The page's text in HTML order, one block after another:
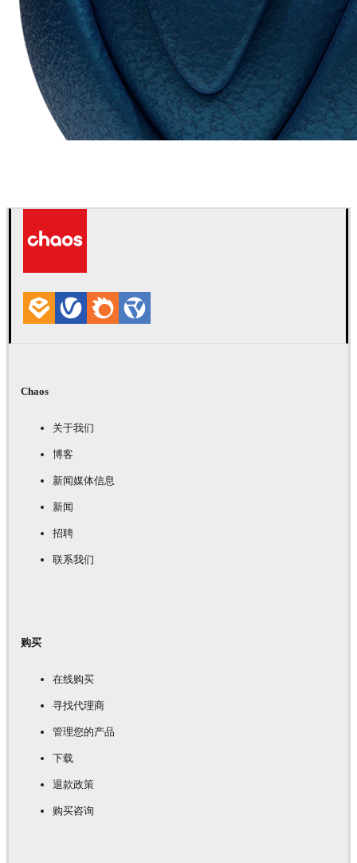
Chaos
关于我们
博客
新闻媒体信息
新闻
招聘
联系我们
购买
在线购买
寻找代理商
管理您的产品
下载
退款政策
购买咨询